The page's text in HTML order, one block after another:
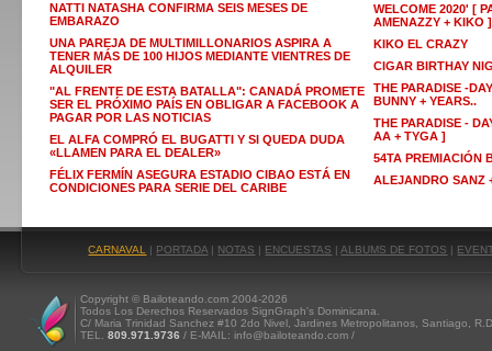
NATTI NATASHA CONFIRMA SEIS MESES DE
EMBARAZO
UNA PAREJA DE MULTIMILLONARIOS ASPIRA A
TENER MÁS DE 100 HIJOS MEDIANTE VIENTRES DE
ALQUILER
"AL FRENTE DE ESTA BATALLA": CANADÁ PROMETE
SER EL PRÓXIMO PAÍS EN OBLIGAR A FACEBOOK A
PAGAR POR LAS NOTICIAS
EL ALFA COMPRÓ EL BUGATTI Y SI QUEDA DUDA
«LLAMEN PARA EL DEALER»
FÉLIX FERMÍN ASEGURA ESTADIO CIBAO ESTÁ EN
CONDICIONES PARA SERIE DEL CARIBE
WELCOME 2020' [
AMENAZZY + KIKO ]
KIKO EL CRAZY
CIGAR BIRTHAY
THE PARADISE -
BUNNY + YEARS..
THE PARADISE -
AA + TYGA ]
54TA PREMIACIÓN
ALEJANDRO SANZ
CARNAVAL | PORTADA | NOTAS | ENCUESTAS |ALBUMS DE FOTOS |
Copyright © Bailoteando.com 2004-2026
Todos Los Derechos Reservados SignGraph's Dominicana.
C/ Maria Trinidad Sanchez #10 2do Nivel, Jardines Metropolitanos, Santiago, R.D
TEL. 809.971.9736 / E-MAIL: info@bailoteando.com /